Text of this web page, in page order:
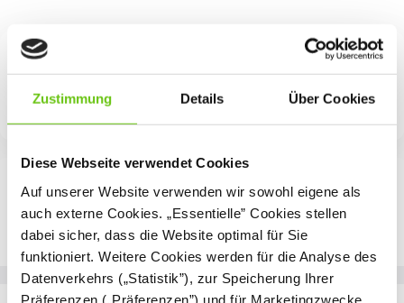
Zustimmung Details Über Cookies
Diese Webseite verwendet Cookies
Auf unserer Website verwenden wir sowohl eigene als
auch externe Cookies. „Essentielle” Cookies stellen
dabei sicher, dass die Website optimal für Sie
funktioniert. Weitere Cookies werden für die Analyse des
Datenverkehrs („Statistik”), zur Speicherung Ihrer
Präferenzen („Präferenzen”) und für Marketingzwecke